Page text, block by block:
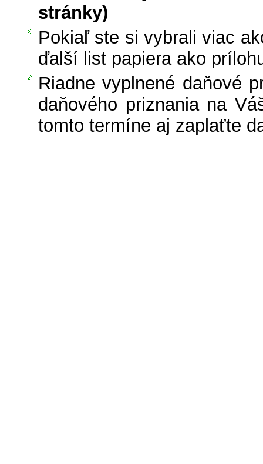
stránky)
Pokiaľ ste si vybrali viac
ďalší list papiera ako
Riadne vyplnené daňové
daňového priznania na
tomto termíne aj zaplaťte